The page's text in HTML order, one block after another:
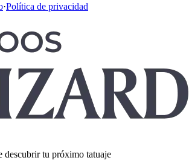
·Política de privacidad
descubrir tu próximo tatuaje